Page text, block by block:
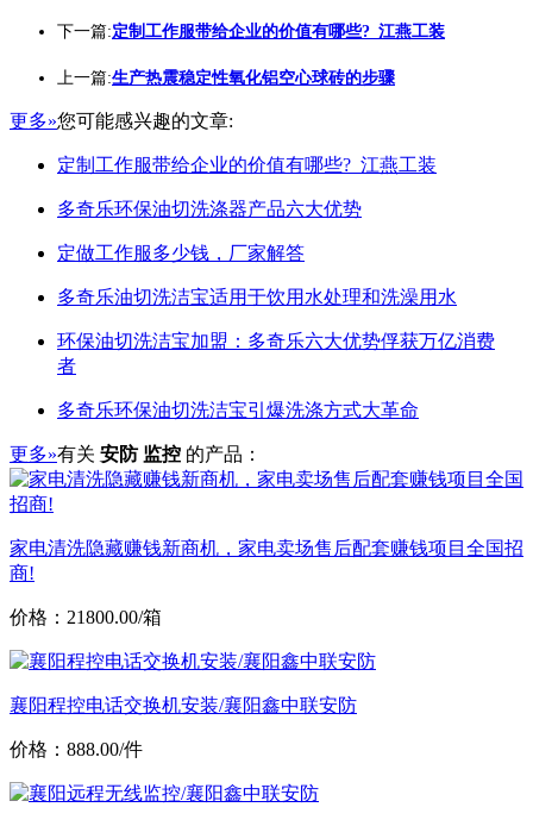
下一篇:定制工作服带给企业的价值有哪些?_江燕工装
上一篇:生产热震稳定性氧化铝空心球砖的步骤
更多»您可能感兴趣的文章:
定制工作服带给企业的价值有哪些?_江燕工装
多奇乐环保油切洗涤器产品六大优势
定做工作服多少钱，厂家解答
多奇乐油切洗洁宝适用于饮用水处理和洗澡用水
环保油切洗洁宝加盟：多奇乐六大优势俘获万亿消费
者
多奇乐环保油切洗洁宝引爆洗涤方式大革命
更多»有关 安防 监控 的产品：
家电清洗隐藏赚钱新商机，家电卖场售后配套赚钱项目全国招
商!
价格：21800.00/箱
襄阳程控电话交换机安装/襄阳鑫中联安防
价格：888.00/件